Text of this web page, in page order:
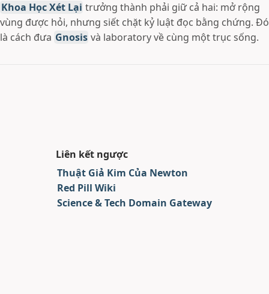
Khoa Học Xét Lại trưởng thành phải giữ cả hai: mở rộng
vùng được hỏi, nhưng siết chặt kỷ luật đọc bằng chứng. Đó
là cách đưa Gnosis và laboratory về cùng một trục sống.
Liên kết ngược
Thuật Giả Kim Của Newton
Red Pill Wiki
Science & Tech Domain Gateway